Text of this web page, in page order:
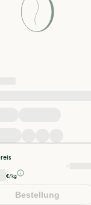
€/kg
Bestellung